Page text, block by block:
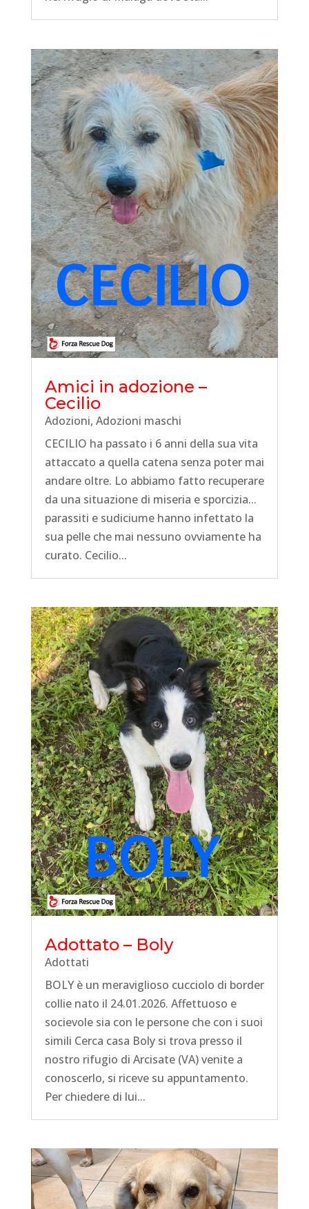
Amici in adozione –
Cecilio
Adozioni, Adozioni maschi
CECILIO ha passato i 6 anni della sua vita
attaccato a quella catena senza poter mai
andare oltre. Lo abbiamo fatto recuperare
da una situazione di miseria e sporcizia...
parassiti e sudiciume hanno infettato la
sua pelle che mai nessuno ovviamente ha
curato. Cecilio...
Adottato – Boly
Adottati
BOLY è un meraviglioso cucciolo di border
collie nato il 24.01.2026. Affettuoso e
socievole sia con le persone che con i suoi
simili Cerca casa Boly si trova presso il
nostro rifugio di Arcisate (VA) venite a
conoscerlo, si riceve su appuntamento.
Per chiedere di lui...